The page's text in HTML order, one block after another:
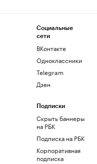
Социальные
сети
ВКонтакте
Одноклассники
Telegram
Дзен
Подписки
Скрыть баннеры
на РБК
Подписка на РБК
Корпоративная
подписка